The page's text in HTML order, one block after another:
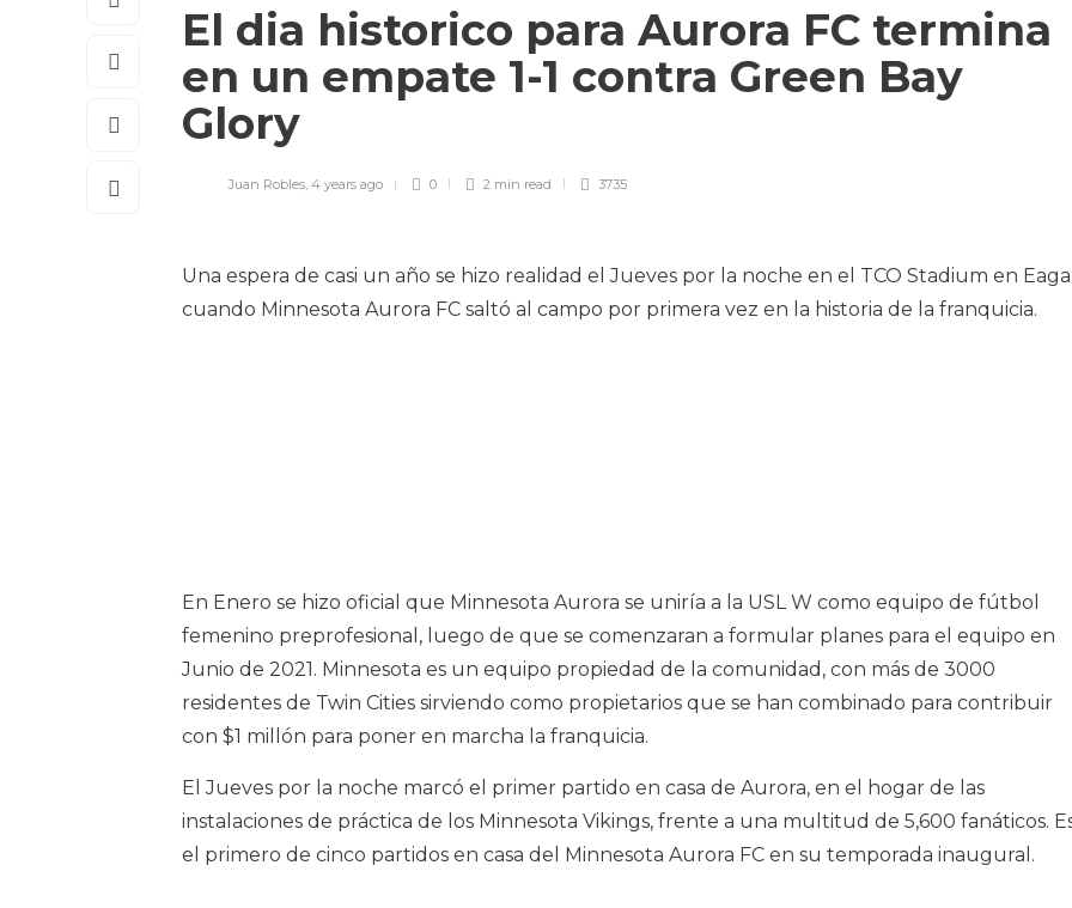
El dia historico para Aurora FC termina
en un empate 1-1 contra Green Bay
Glory
Juan Robles, 4 years ago 0 2 min read 3735
Una espera de casi un año se hizo realidad el Jueves por la noche en el TCO Stadium en
cuando Minnesota Aurora FC saltó al campo por primera vez en la historia de la franquicia.
En Enero se hizo oficial que Minnesota Aurora se uniría a la USL W como equipo de fútbol
femenino preprofesional, luego de que se comenzaran a formular planes para el equipo en
Junio de 2021. Minnesota es un equipo propiedad de la comunidad, con más de 3000
residentes de Twin Cities sirviendo como propietarios que se han combinado para contribuir
con $1 millón para poner en marcha la franquicia.
El Jueves por la noche marcó el primer partido en casa de Aurora, en el hogar de las
instalaciones de práctica de los Minnesota Vikings, frente a una multitud de 5,600 fanáticos.
el primero de cinco partidos en casa del Minnesota Aurora FC en su temporada inaugural.